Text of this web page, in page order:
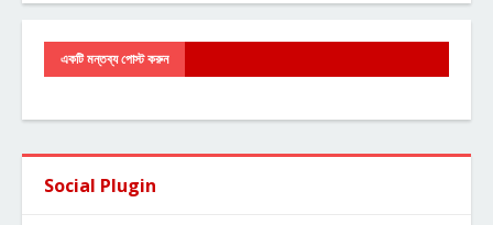
একটি মন্তব্য পোস্ট করুন
Social Plugin